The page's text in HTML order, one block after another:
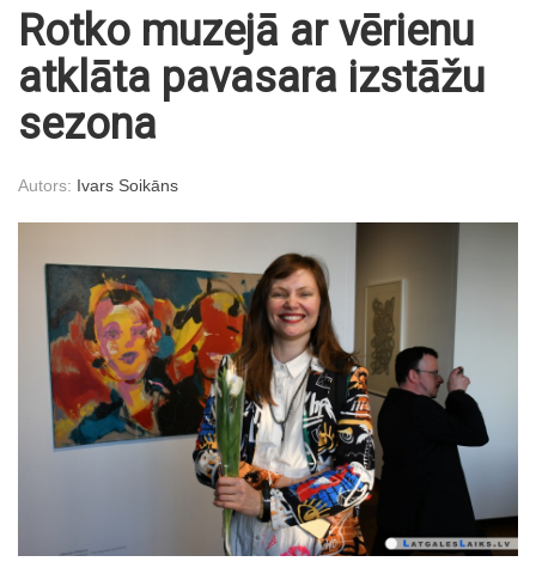
Rotko muzejā ar vērienu
atklāta pavasara izstāžu
sezona
Autors: Ivars Soikāns